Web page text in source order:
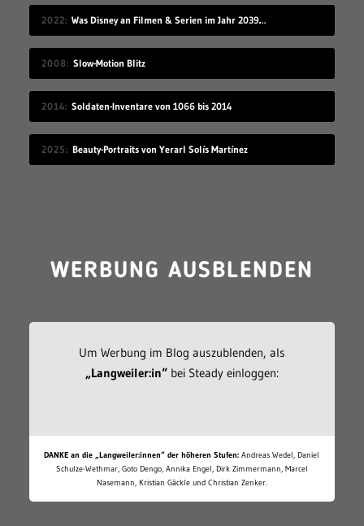
2022 Was Disney an Filmen & Serien im Jahr 2039 vorstellen wird…
2008 Slow-Motion Blitz
2014 Soldaten-Inventare von 1066 bis 2014
2025 Beauty-Portraits von Yerarl Solís Martínez
WERBUNG AUSBLENDEN
Um Werbung im Blog auszublenden, als
„Langweiler:in“bei Steady einloggen:
DANKE an die „Langweiler:innen“ der höheren Stufen: Andreas Wedel, Daniel
Schulze-Wethmar, Goto Dengo, Annika Engel, Dirk Zimmermann, Marcel
Nasemann, Kristian Gäckle und Christian Zenker.